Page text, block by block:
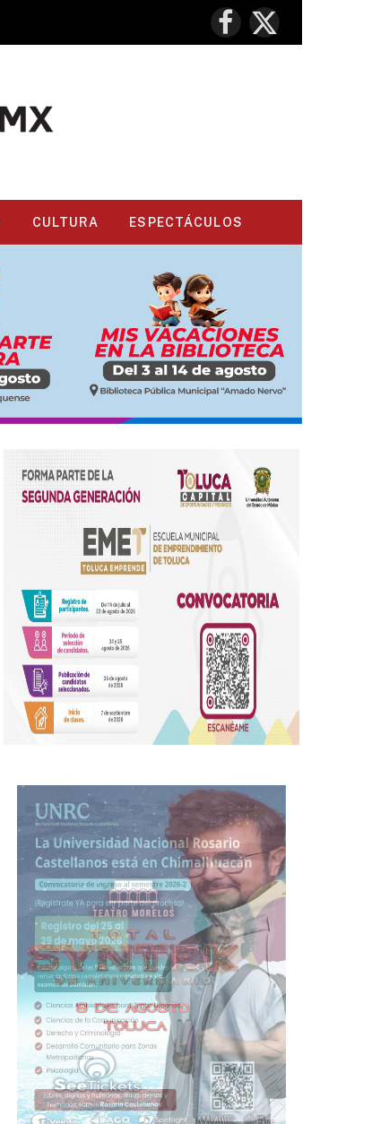
Facebook
X
(Twitter)
CULTURA ESPECTÁCULOS